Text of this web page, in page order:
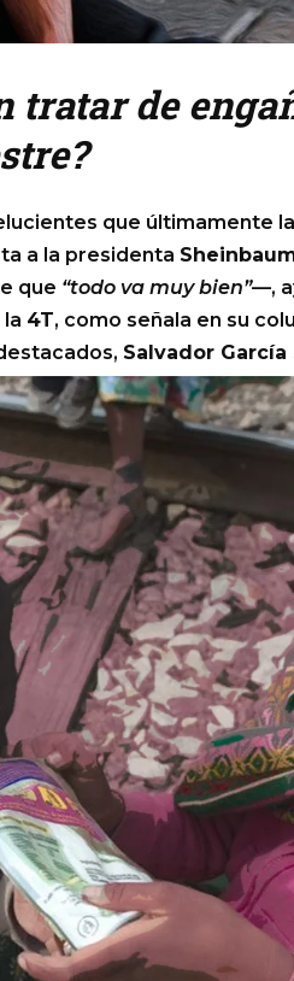
tratar de
que últimamente
a la presidenta
que “todo va muy bien”—,
4T, como señala en su
Salvador García